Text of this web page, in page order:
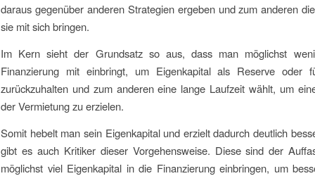
daraus gegenüber anderen Strategien ergeben und zum anderen
sie mit sich bringen.
Im Kern sieht der Grundsatz so aus, dass man möglichst
Finanzierung mit einbringt, um Eigenkapital als Reserve oder
zurückzuhalten und zum anderen eine lange Laufzeit wählt, um
der Vermietung zu erzielen.
Somit hebelt man sein Eigenkapital und erzielt dadurch deutlich
gibt es auch Kritiker dieser Vorgehensweise. Diese sind der
möglichst viel Eigenkapital in die Finanzierung einbringen, um